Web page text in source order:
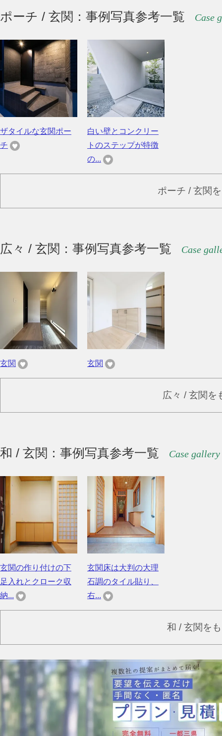
ポーチ / 玄関：事例写真参考一覧 Case
ザタイルな玄関ポー
チ
白い壁とコンクリー
トのステップが特徴
の...
ポーチ / 玄関
広々 / 玄関：事例写真参考一覧 Case
玄関 玄関
広々 / 玄関を
和 / 玄関：事例写真参考一覧 Case gallery
玄関の作り付けの下
足入れとクローク収
納...
玄関床は大判の大理
石調のタイル貼り、
右...
和 / 玄関を